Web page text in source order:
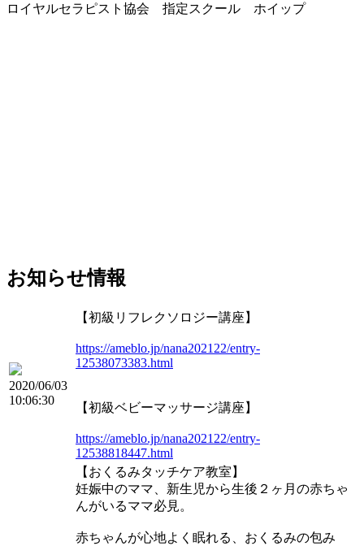
ロイヤルセラピスト協会 指定スクール ホイップ
お知らせ情報
2020/06/03
10:06:30
【初級リフレクソロジー講座】
https://ameblo.jp/nana202122/entry-
12538073383.html
【初級ベビーマッサージ講座】
https://ameblo.jp/nana202122/entry-
12538818447.html
【おくるみタッチケア教室】
妊娠中のママ、新生児から生後２ヶ月の赤ちゃ
んがいるママ必見。
赤ちゃんが心地よく眠れる、おくるみの包み